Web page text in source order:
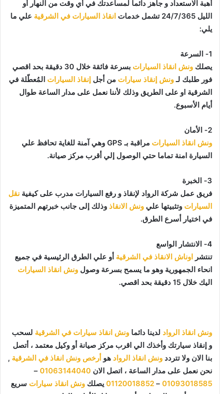
أهبة الاستعداد و جاهز دائما لمساعدتك في أي وقت من النهار أو
الليل 24/7/365 تشمل خدمات
انقاذ السيارات في الشرقية علي ما
يلي:
1- السرعة
يصلك ونش انقاذ السيارات
بسرعة فائقة خلال 30 دقيقة بحد اقصي
فور طلبك لـونش إنقاذ سيارات من أجل إنقاذ السيارات المُعطّلة في
الشرقية او على الطريق وذلك لأننا نعمل على مدار الساعة طوال
أيام الأسبوع.
2- الأمان
ونش انقاذ السيارات
مراقبة بـ GPS وهي آمنة للغاية تحافظ علي
السيارة امنة تماما حتي الوصول إلي أقرب مركز صيانة.
3- الخبرة
فريق عمل شركة الرواد لإنقاذ و رفع السيارات مدرب على كيفية نقل
السيارات وتثبيتها علي ونش الانقاذ وذلك إلى جانب خبرتهم المتميزة
في اختيار أسرع الطرق.
4- الانتشار الواسع
تنتشر اوناش الانقاذ في الشرقية أو علي الطرق الرئيسية في جميع
انحاء الجمهورية وهو ما يسمح بسرعة وصول ونش انقاذ السيارات
اليك خلال 15 دقيقة بحد اقصي.
ونش انقاذ الرواد لدينا دائما ونش انقاذ سيارات في الشرقية لسحب
و إنقاذ سيارتك وأخذك الي اقرب مركز صيانة أو وكيل معتمد ، أتصل
بنا الان ولا تتردد ونش انقاذ الرواد هو أرخص ونش انقاذ في الشرقية ,
نحن نعمل على مدار الساعة ، اتصل الان 01063144040
–
01093018585
–
01120018852 يصلك ونش انقاذ سيارات سريع